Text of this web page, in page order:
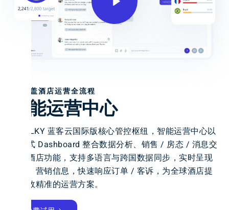
覆盖酒店运营全流程
智能运营中心
作为 LKY 蓝客云国际版核心管控枢纽，智能运营中心以
一站式 Dashboard 整合数据分析、销售 / 房态 / 消息交
互等酒店功能，支持多语言与跨国数据同步，实时呈现
客源、营销信息，快速响应订单 / 客诉，为全球酒店提
供高效精准的运营方案。